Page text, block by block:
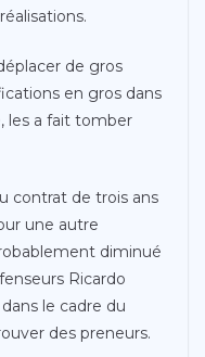
de gros
en gros dans
les a fait tomber
contrat de trois ans
une autre
diminué
Ricardo
le cadre du
des preneurs.